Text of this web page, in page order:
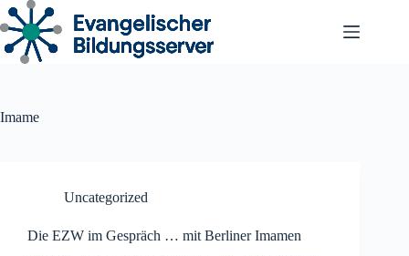
Zum
Inhalt
springen
Imame
Uncategorized
Die EZW im Gespräch … mit Berliner Imamen